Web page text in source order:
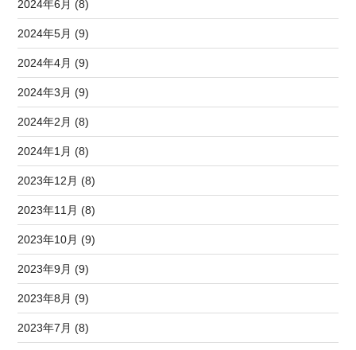
2024年6月 (8)
2024年5月 (9)
2024年4月 (9)
2024年3月 (9)
2024年2月 (8)
2024年1月 (8)
2023年12月 (8)
2023年11月 (8)
2023年10月 (9)
2023年9月 (9)
2023年8月 (9)
2023年7月 (8)